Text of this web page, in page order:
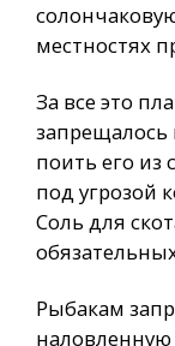
местностях
За все это
запрещалось
поить его
под угрозой
Соль для
Рыбакам